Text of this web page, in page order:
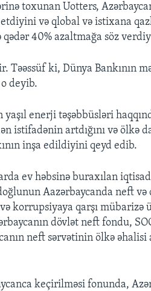
toxunan Uotters,
və qlobal və istixana
40% azaltmağa söz
Təəssüf ki, Dünya Bankının
deyib.
enerji təşəbbüsləri
istifadənin artdığını və ölkə
inşa edildiyini qeyd edib.
ev həbsinə buraxılan
Aazərbaycanda neft və
korrupsiyaya qarşı mübarizə
dövlət neft fondu,
neft sərvətinin ölkə əhalisi
keçirilməsi fonunda,